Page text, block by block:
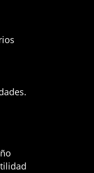
.